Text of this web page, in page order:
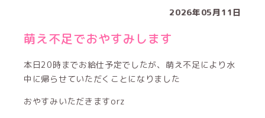
2026年05月11日
萌え不足でおやすみします
本日20時までお給仕予定でしたが、萌え不足により水
中に帰らせていただくことになりました
おやすみいただきますorz